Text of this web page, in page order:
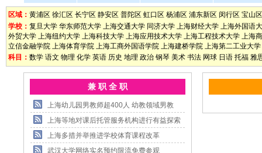
区域： 黄浦区 徐汇区 长宁区 静安区 普陀区 虹口区 杨浦区 浦东新区 闵行区 宝山区
学校： 复旦大学 华东师范大学 上海交通大学 同济大学 上海财经大学 上海外国语
外贸大学 上海纽约大学 上海科技大学 上海应用技术大学 上海工程技术大学 上海
立信金融学院 上海体育学院 上海工商外国语学院 上海建桥学院 上海第二工业大学
科目： 数学 语文 物理 化学 英语 历史 地理 政治 钢琴 美术 书法 网球 日语 托福 雅
兼 职 全 职
上海幼儿园男教师超400人 幼教领域男教
上海等地对课后托管服务机构进行有益探索
上海多措并举推进学校体育课程改革
武汉大学网络实名预约限流免费参观